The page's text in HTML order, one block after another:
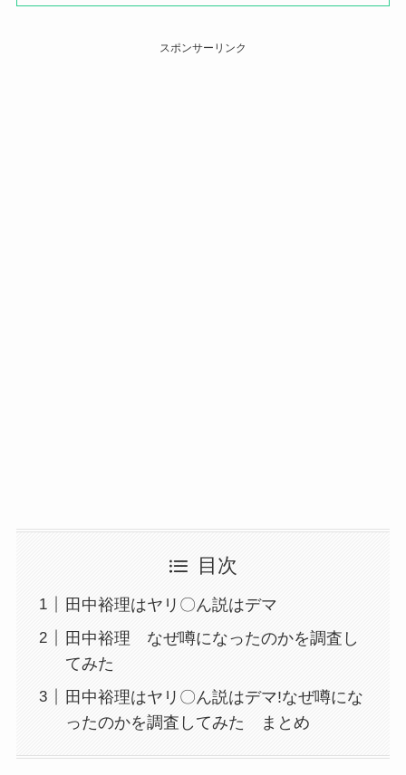
スポンサーリンク
目次
田中裕理はヤリ〇ん説はデマ
田中裕理 なぜ噂になったのかを調査し
てみた
田中裕理はヤリ〇ん説はデマ!なぜ噂にな
ったのかを調査してみた まとめ